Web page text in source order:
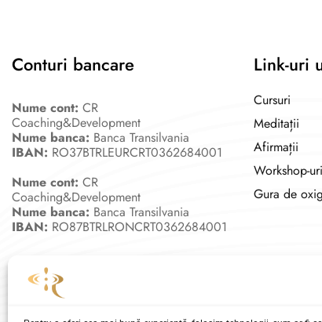
Conturi bancare
Nume cont: CR
Coaching&Development
Nume banca: Banca Transilvania
IBAN: RO37BTRLEURCRT0362684001
Nume cont: CR
Coaching&Development
Nume banca: Banca Transilvania
IBAN: RO87BTRLRONCRT0362684001
Link-uri
Cursuri
Meditații
Afirmații
Workshop-uri
Gura de